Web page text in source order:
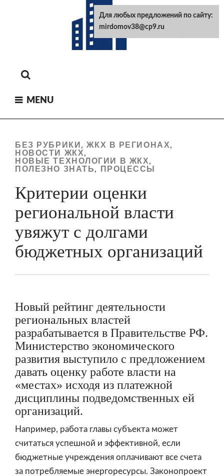
MENU
БЕЗ РУБРИКИ ,ЖКХ В РЕГИОНАХ,
НОВОСТИ ЖКХ,
НОВЫЕ ТЕХНОЛОГИИ В ЖКХ,
ПОЛЕЗНО ЗНАТЬ, ПРОЦЕССЫ
Критерии оценки
региональной власти
увяжут с долгами
бюджетных организаций
Новый рейтинг деятельности
региональных властей
разрабатывается в Правительстве РФ.
Министерство экономического
развития выступило с предложением
давать оценку работе власти на
«местах» исходя из платежной
дисциплины подведомственных ей
организаций.
Например, работа главы субъекта может
считаться успешной и эффективной, если
бюджетные учреждения оплачивают все счета
за потребляемые энергоресурсы. Законопроект
Для любых предложений по сайту:
mirdomov38@cp9.ru